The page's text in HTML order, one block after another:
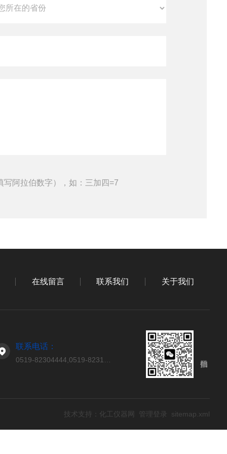
写阿拉伯数字），如：三加四=7
在线留言 联系我们 关于我们
联系电话：
技术支持： 化工仪器网 管理登录 sitemap.xml